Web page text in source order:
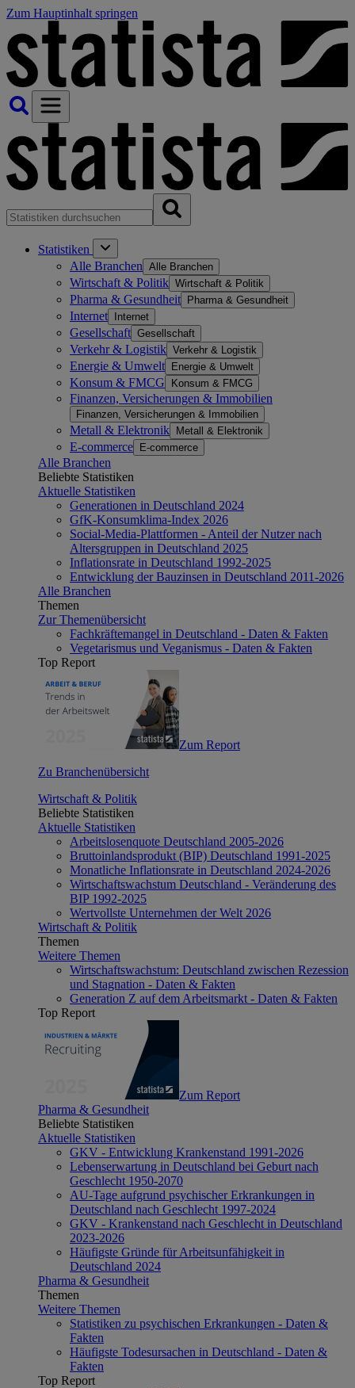
Zum Hauptinhalt springen
Statistiken
Alle Branchen Alle Branchen
Wirtschaft & Politik Wirtschaft & Politik
Pharma & Gesundheit Pharma & Gesundheit
Internet Internet
Gesellschaft Gesellschaft
Verkehr & Logistik Verkehr & Logistik
Energie & Umwelt Energie & Umwelt
Konsum & FMCG Konsum & FMCG
Finanzen, Versicherungen & Immobilien
Finanzen, Versicherungen & Immobilien
Metall & Elektronik Metall & Elektronik
E-commerce E-commerce
Alle Branchen
Beliebte Statistiken
Aktuelle Statistiken
Generationen in Deutschland 2024
GfK-Konsumklima-Index 2026
Social-Media-Plattformen - Anteil der Nutzer nach
Altersgruppen in Deutschland 2025
Inflationsrate in Deutschland 1992-2025
Entwicklung der Bauzinsen in Deutschland 2011-2026
Alle Branchen
Themen
Zur Themenübersicht
Fachkräftemangel in Deutschland - Daten & Fakten
Vegetarismus und Veganismus - Daten & Fakten
Top Report
Zum Report
Zu Branchenübersicht
Wirtschaft & Politik
Beliebte Statistiken
Aktuelle Statistiken
Arbeitslosenquote Deutschland 2005-2026
Bruttoinlandsprodukt (BIP) Deutschland 1991-2025
Monatliche Inflationsrate in Deutschland 2024-2026
Wirtschaftswachstum Deutschland - Veränderung des
BIP 1992-2025
Wertvollste Unternehmen der Welt 2026
Wirtschaft & Politik
Themen
Weitere Themen
Wirtschaftswachstum: Deutschland zwischen Rezession
und Stagnation - Daten & Fakten
Generation Z auf dem Arbeitsmarkt - Daten & Fakten
Top Report
Zum Report
Pharma & Gesundheit
Beliebte Statistiken
Aktuelle Statistiken
GKV - Entwicklung Krankenstand 1991-2026
Lebenserwartung in Deutschland bei Geburt nach
Geschlecht 1950-2070
AU-Tage aufgrund psychischer Erkrankungen in
Deutschland nach Geschlecht 1997-2024
GKV - Krankenstand nach Geschlecht in Deutschland
2023-2026
Häufigste Gründe für Arbeitsunfähigkeit in
Deutschland 2024
Pharma & Gesundheit
Themen
Weitere Themen
Statistiken zu psychischen Erkrankungen - Daten &
Fakten
Häufigste Todesursachen in Deutschland - Daten &
Fakten
Top Report